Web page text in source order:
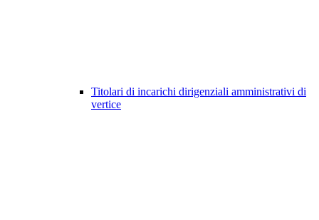
Titolari di incarichi dirigenziali amministrativi di
vertice